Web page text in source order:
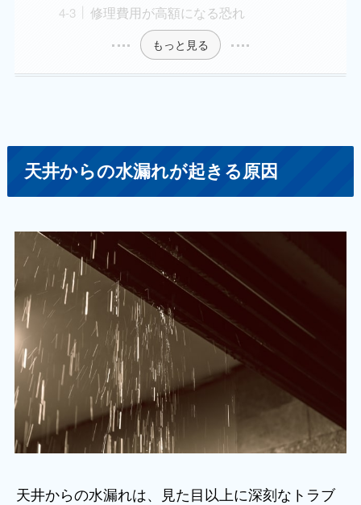
修理費用が高額になる恐れ
もっと見る
天井からの水漏れが起きる原因
天井からの水漏れは、見た目以上に深刻なトラブ